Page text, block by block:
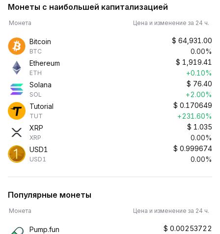
Монеты с наибольшей капитализацией
Монета Цена и изменение за 24 ч.
Bitcoin
BTC
$ 64,931.00
0.00%
Ethereum
ETH
$ 1,919.41
+0.10%
Solana
SOL
$ 76.40
+2.00%
Tutorial
TUT
$ 0.170649
+231.60%
XRP
XRP
$ 1.035
0.00%
USD1
USD1
$ 0.999674
0.00%
Популярные монеты
Монета Цена и изменение за 24 ч.
Pump.fun $ 0.00253722